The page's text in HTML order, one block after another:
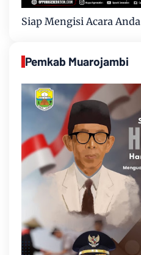
Siap Mengisi Acara Anda
Pemkab Muarojambi